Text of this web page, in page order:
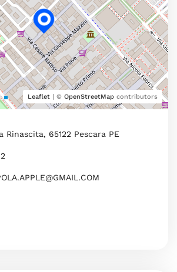
Leaflet | © OpenStreetMap contributors
Rinascita, 65122 Pescara PE